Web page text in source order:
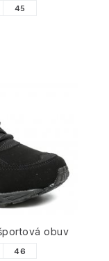
45
obuv
46